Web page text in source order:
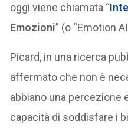
oggi viene chiamata “
Emozioni” (o “Emotion
Picard, in una ricerca
affermato che non è
abbiano una percezione
capacità di soddisfare i